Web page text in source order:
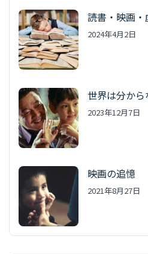
読書・映画・
2024年4月2日
世界は分か
2023年12月7日
映画の追憶
2021年8月27日